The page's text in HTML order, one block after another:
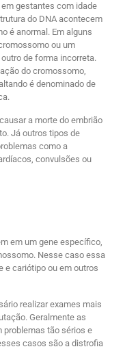
gestantes com idade
do DNA acontecem
é anormal. Em alguns
ou um
de forma incorreta.
do cromossomo,
é denominado de
a morte do embrião
Já outros tipos de
como a
convulsões ou
em um gene específico,
Nesse caso essa
e cariótipo ou em outros
realizar exames mais
Geralmente as
problemas tão sérios e
casos são a distrofia